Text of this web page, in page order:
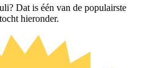
Dat is één van de populairste
hieronder.